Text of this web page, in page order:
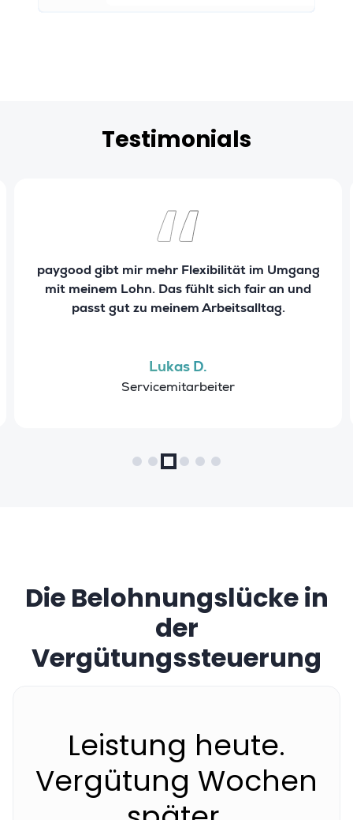
Testimonials
paygood gibt mir mehr Flexibilität im Umgang
mit meinem Lohn. Das fühlt sich fair an und
passt gut zu meinem Arbeitsalltag.
Lukas D.
Servicemitarbeiter
Die Belohnungslücke in
der
Vergütungssteuerung
Leistung heute.
Vergütung Wochen